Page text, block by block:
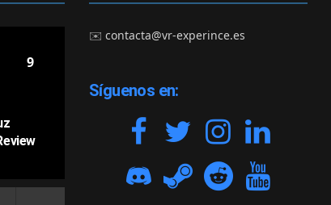
9
✉️contacta@vr-experince.es
Síguenos en: